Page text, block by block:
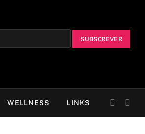
WELLNESS LINKS